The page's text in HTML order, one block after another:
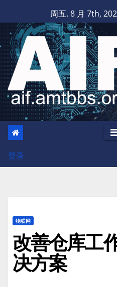
至
内
容
周五. 8 月 7th,
登录
物联网
改善仓库工
决方案